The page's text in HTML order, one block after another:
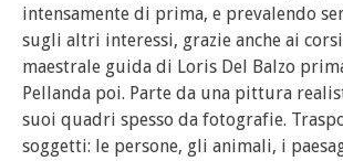
intensamente di prima, e prevalendo
sugli altri interessi, grazie anche ai
maestrale guida di Loris Del Balzo
Pellanda poi. Parte da una pittura
suoi quadri spesso da fotografie.
soggetti: le persone, gli animali, i